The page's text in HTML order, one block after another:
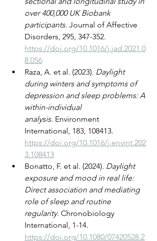
over 400,000 UK Biobank
participants. Journal of Affective
Disorders, 295, 347-352.
https://doi.org/10.1016/j.jad.2021.0
8.056
Raza, A. et al. (2023). Daylight
during winters and symptoms of
depression and sleep problems: A
within-individual
analysis. Environment
International, 183, 108413.
https://doi.org/10.1016/j.envint.202
3.108413
Bonatto, F. et al. (2024). Daylight
exposure and mood in real life:
Direct association and mediating
role of sleep and routine
regularity. Chronobiology
International, 1-14.
https://doi.org/10.1080/07420528.2